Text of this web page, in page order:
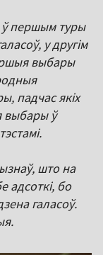
першым туры
у другім
выбары
падчас якіх
выбары ў
што на
адсоткі, бо
галасоў.